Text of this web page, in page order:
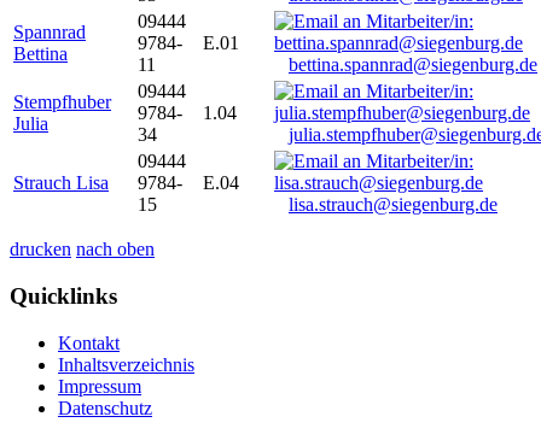
Spannrad
Bettina
09444
9784-
11
E.01
bettina.spannrad@siegenburg.de
Stempfhuber
Julia
09444
9784-
34
1.04
Strauch Lisa
09444
9784-
15
E.04
lisa.strauch@siegenburg.de
drucken nach oben
Quicklinks
Kontakt
Inhaltsverzeichnis
Impressum
Datenschutz